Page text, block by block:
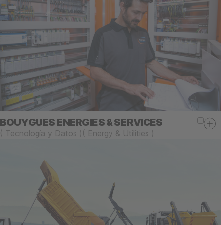
BOUYGUES ENERGIES & SERVICES
( Tecnología y Datos ) ( Energy & Utilities )